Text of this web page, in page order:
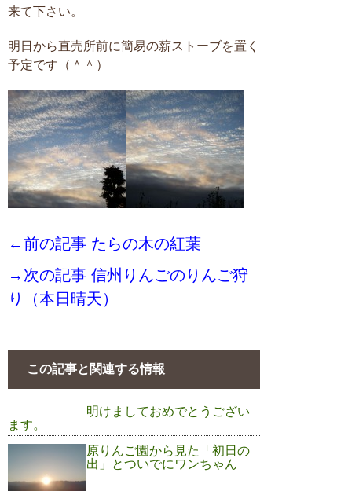
来て下さい。
明日から直売所前に簡易の薪ストーブを置く
予定です（＾＾）
←前の記事 たらの木の紅葉
→次の記事 信州りんごのりんご狩
り（本日晴天）
この記事と関連する情報
明けましておめでとうござい
ます。
原りんご園から見た「初日の
出」とついでにワンちゃん